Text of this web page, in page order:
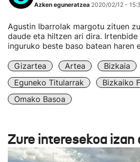
Azken eguneratzea 2020/02/12 -
Agustin Ibarrolak margotu zituen
daude eta hiltzen ari dira.
inguruko beste baso batean haren
Gizartea Artea
Bizkaia
Eguneko Titularrak
Bizkaiko
Omako Basoa
Zure interesekoa izan